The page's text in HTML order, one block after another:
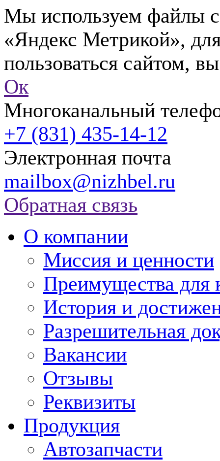
Мы используем файлы
«Яндекс Метрикой»,
пользоваться сайтом,
Ок
Многоканальный
+7 (831) 435-14-12
Электронная почта
mailbox@nizhbel.ru
Обратная связь
О компании
Миссия и ценности
Преимущества для
История и
Разрешительная
Вакансии
Отзывы
Реквизиты
Продукция
Автозапчасти